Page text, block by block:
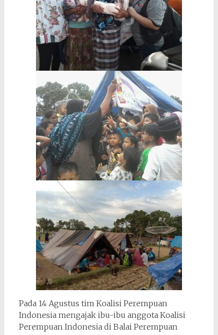
Pada 14 Agustus tim Koalisi Perempuan
Indonesia mengajak ibu-ibu anggota Koalisi
Perempuan Indonesia di Balai Perempuan